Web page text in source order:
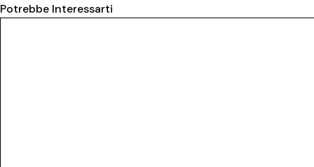
Potrebbe Interessarti